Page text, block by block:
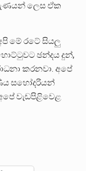
ලෙස ඒක
මේ රටේ සියලු
ඡන්දය දුන්,
කරනවා. අපේ
සහෝදරියන්
වැඩපිළිවෙළ